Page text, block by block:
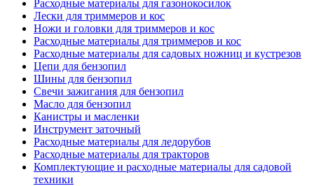
Расходные материалы для газонокосилок
Лески для триммеров и кос
Ножи и головки для триммеров и кос
Расходные материалы для триммеров и кос
Расходные материалы для садовых ножниц и кустрезов
Цепи для бензопил
Шины для бензопил
Свечи зажигания для бензопил
Масло для бензопил
Канистры и масленки
Инструмент заточный
Расходные материалы для ледорубов
Расходные материалы для тракторов
Комплектующие и расходные материалы для садовой
техники